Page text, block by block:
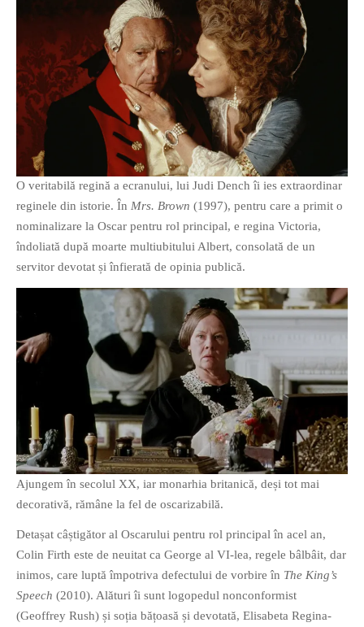
O veritabilă regină a ecranului, lui Judi Dench îi ies extraordinar
reginele din istorie. În Mrs. Brown (1997), pentru care a primit o
nominalizare la Oscar pentru rol principal, e regina Victoria,
îndoliată după moarte multiubitului Albert, consolată de un
servitor devotat și înfierată de opinia publică.
Ajungem în secolul XX, iar monarhia britanică, deși tot mai
decorativă, rămâne la fel de oscarizabilă.
Detașat câștigător al Oscarului pentru rol principal în acel an,
Colin Firth este de neuitat ca George al VI-lea, regele bâlbâit, dar
inimos, care luptă împotriva defectului de vorbire în The King’s
Speech (2010). Alături îi sunt logopedul nonconformist
(Geoffrey Rush) și soția bățoasă și devotată, Elisabeta Regina-